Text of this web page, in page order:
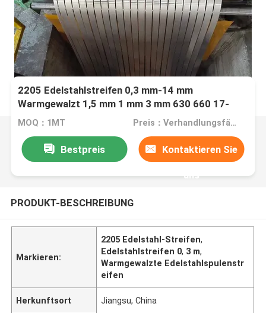
2205 Edelstahlstreifen 0,3 mm-14 mm
Warmgewalzt 1,5 mm 1 mm 3 mm 630 660 17-
4PH 15-5PH
MOQ：1MT Preis：Verhandlungsfähig
Bestpreis Kontaktieren Sie
uns
PRODUKT-BESCHREIBUNG
Markieren:
2205 Edelstahl-Streifen,
Edelstahlstreifen 0, 3 m,
Warmgewalzte Edelstahlspulenstr
eifen
Herkunftsort Jiangsu, China